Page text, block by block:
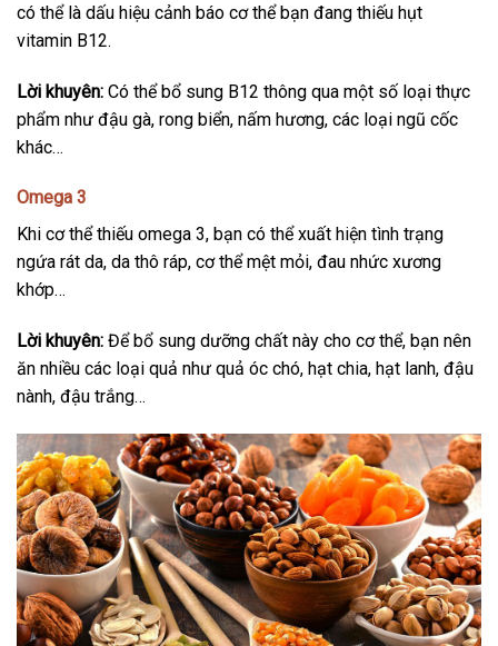
có thể là dấu hiệu cảnh báo cơ thể bạn đang thiếu hụt
vitamin B12.
Lời khuyên: Có thể bổ sung B12 thông qua một số loại thực
phẩm như đậu gà, rong biển, nấm hương, các loại ngũ cốc
khác…
Omega 3
Khi cơ thể thiếu omega 3, bạn có thể xuất hiện tình trạng
ngứa rát da, da thô ráp, cơ thể mệt mỏi, đau nhức xương
khớp…
Lời khuyên: Để bổ sung dưỡng chất này cho cơ thể, bạn nên
ăn nhiều các loại quả như quả óc chó, hạt chia, hạt lanh, đậu
nành, đậu trắng…